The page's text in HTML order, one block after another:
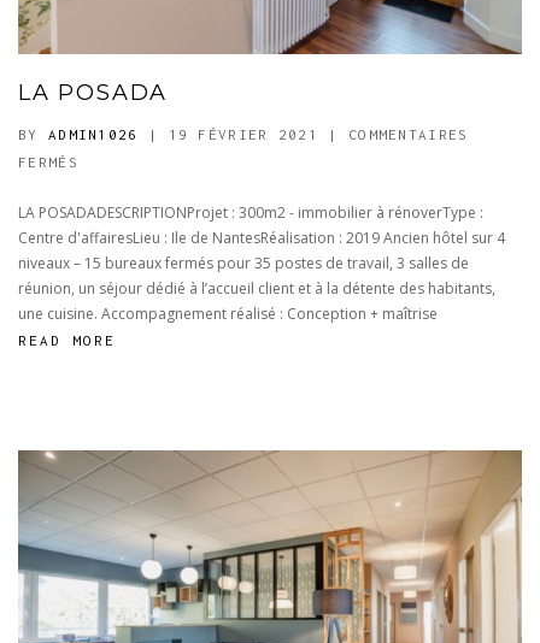
LA POSADA
BY ADMIN1026 | 19 FÉVRIER 2021 | COMMENTAIRES
FERMÉS
POSADA
LA POSADADESCRIPTIONProjet : 300m2 - immobilier à rénoverType :
Centre d'affairesLieu : Ile de NantesRéalisation : 2019 Ancien hôtel sur 4
niveaux – 15 bureaux fermés pour 35 postes de travail, 3 salles de
réunion, un séjour dédié à l’accueil client et à la détente des habitants,
une cuisine. Accompagnement réalisé : Conception + maîtrise
READ MORE